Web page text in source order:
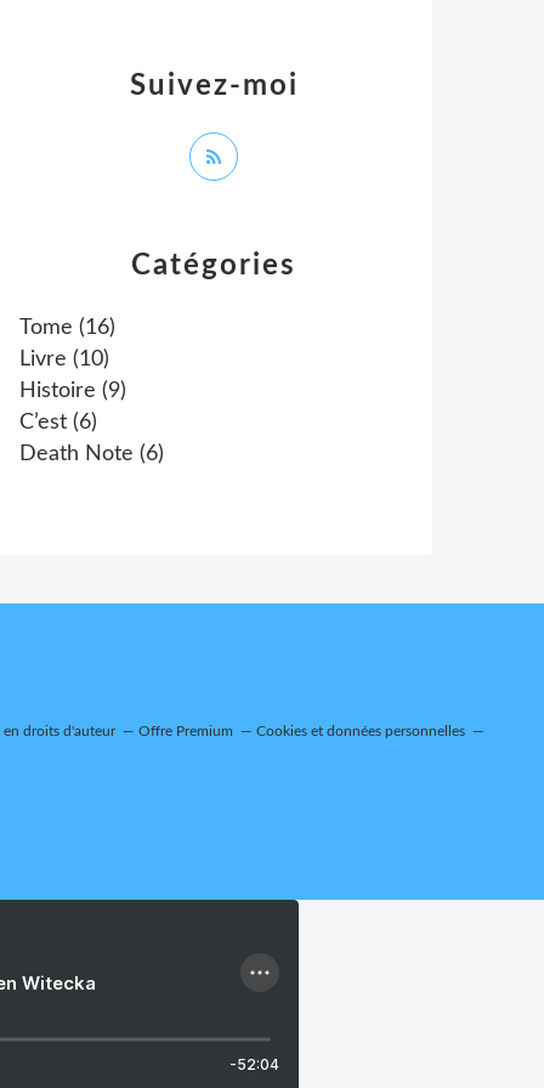
Catégories
Tome (16)
Livre (10)
Histoire (9)
C’est (6)
Death Note (6)
Suivez-moi
en droits d'auteur Offre Premium Cookies et données personnelles
Witecka
-52:04